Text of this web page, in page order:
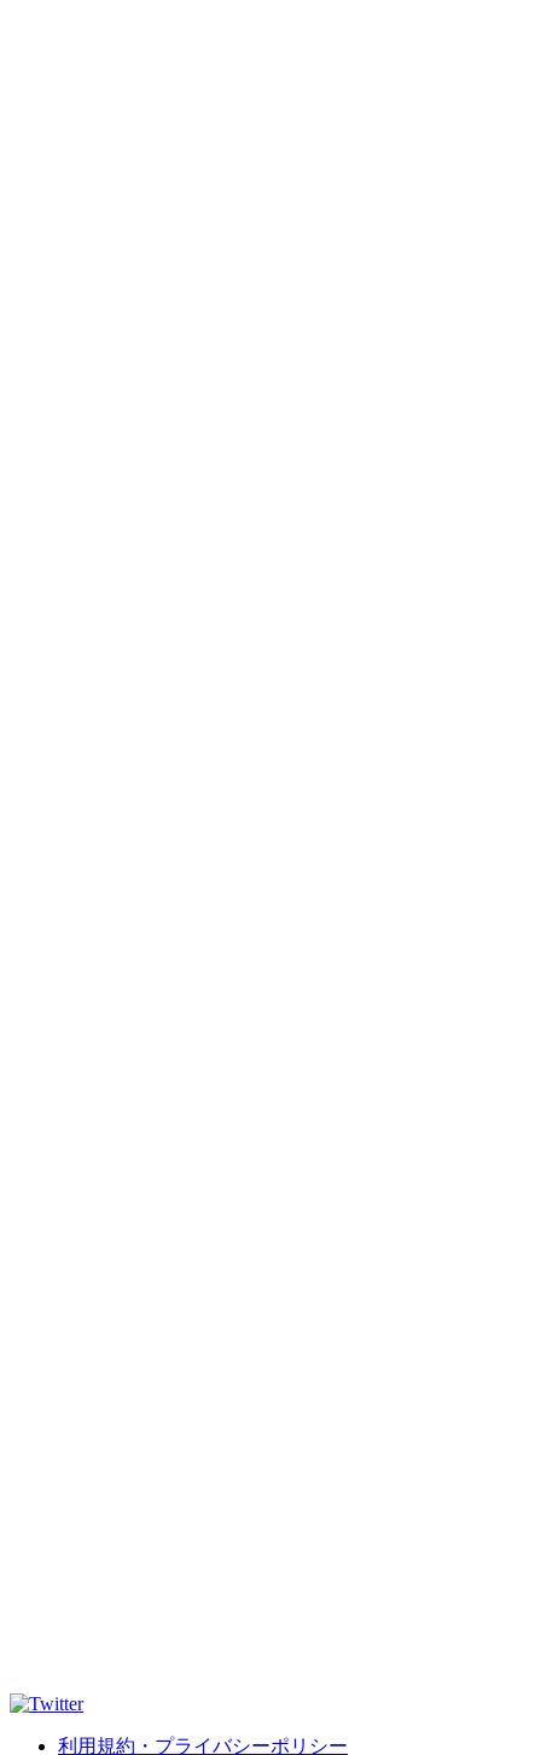
利用規約・プライバシーポリシー